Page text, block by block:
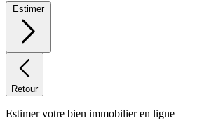
Estimer
Retour
Estimer votre bien immobilier en ligne